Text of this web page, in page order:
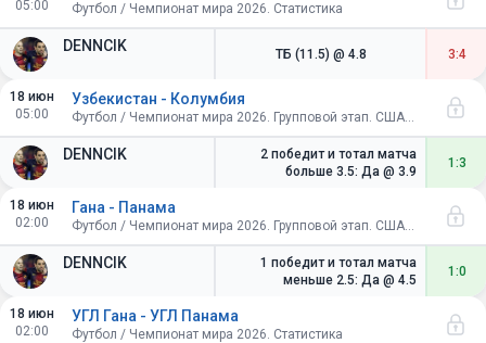
05:00
DENNCIK
Футбол / Чемпионат мира 2026. Статистика
ТБ (11.5) @ 4.8 3:4
18 июн
05:00
DENNCIK
Узбекистан - Колумбия
Футбол / Чемпионат мира 2026. Групповой этап. США-Канада-Мексика
2 победит и тотал матча
больше 3.5: Да @ 3.9
1:3
18 июн
02:00
DENNCIK
Гана - Панама
Футбол / Чемпионат мира 2026. Групповой этап. США-Канада-Мексика
1 победит и тотал матча
меньше 2.5: Да @ 4.5
1:0
18 июн
02:00
УГЛ Гана - УГЛ Панама
Футбол / Чемпионат мира 2026. Статистика